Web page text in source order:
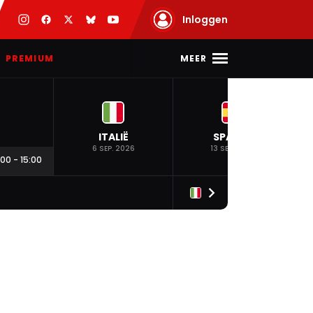
Inloggen
PREMIUM MEER
- 15:00
ITALIË
6 SEP. 2026
SPANJE
13 SEP. 2026